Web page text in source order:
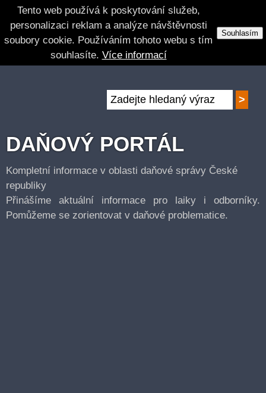
Tento web používá k poskytování služeb,
personalizaci reklam a analýze návštěvnosti
soubory cookie. Používáním tohoto webu s tím
souhlasíte. Více informací
Souhlasím
DAŇOVÝ PORTÁL
Kompletní informace v oblasti daňové správy České
republiky
Přinášíme aktuální informace pro laiky i odborníky.
Pomůžeme se zorientovat v daňové problematice.